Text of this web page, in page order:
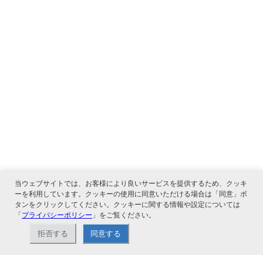
当ウェブサイトでは、お客様により良いサービスを提供するため、クッキ
ーを利用しています。クッキーの使用に同意いただける場合は「同意」ボ
タンをクリックしてください。クッキーに関する情報や設定については
「プライバシーポリシー 」をご覧ください。
拒否する 同意する